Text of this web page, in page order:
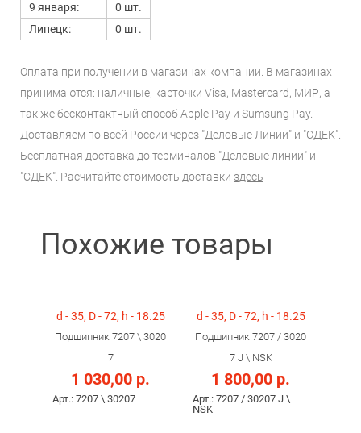
9 января:
0 шт.
Липецк:
0 шт.
Оплата при получении в магазинах компании . В магазинах
принимаются: наличные, карточки Visa, Mastercard, МИР, а
так же бесконтактный способ Apple Pay и Sumsung Pay.
Доставляем по всей России через "Деловые Линии" и "СДЕК".
Бесплатная доставка до терминалов "Деловые линии" и
"СДЕК". Расчитайте стоимость доставки здесь
Похожие товары
d - 35, D - 72, h - 18.25
Подшипник 7207 \ 3020
7
1 030,00 р.
Арт.: 7207 \ 30207
d - 35, D - 72, h - 18.25
Подшипник 7207 / 3020
7 J \ NSK
1 800,00 р.
Арт.: 7207 / 30207 J \
NSK